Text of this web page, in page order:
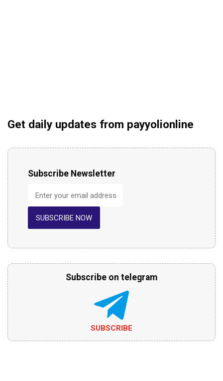
Get daily updates from payyolionline
Subscribe Newsletter
SUBSCRIBE NOW
Subscribe on telegram
SUBSCRIBE